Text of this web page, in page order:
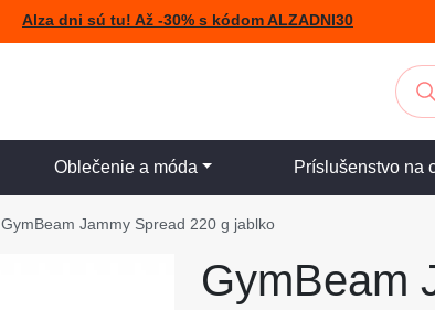
Alza dni sú tu! Až -30% s kódom ALZADNI30
Oblečenie a móda Príslušenstvo na
GymBeam Jammy Spread 220 g jablko
GymBeam